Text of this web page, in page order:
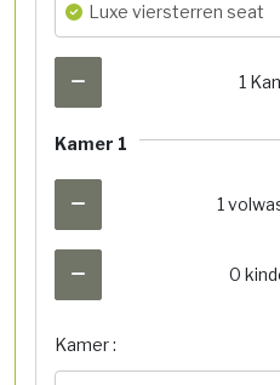
Luxe viersterren seat
1
Kamer 1
1
0
Kamer :